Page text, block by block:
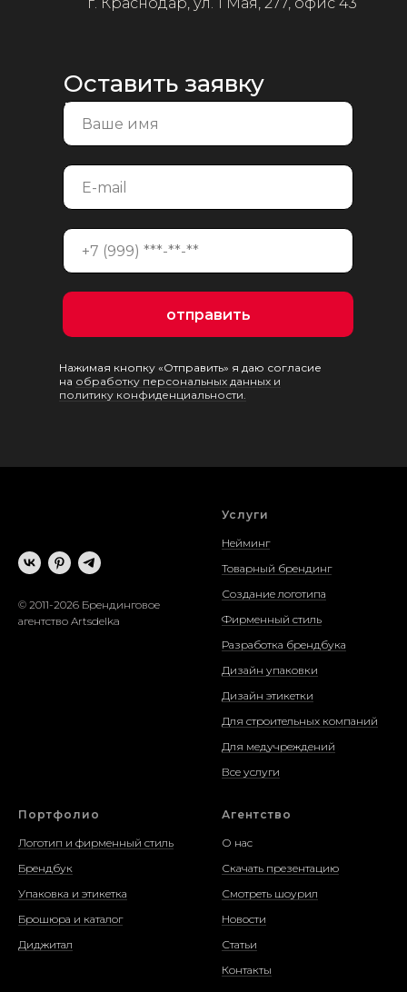
отправить
Оставить заявку
на консультацию
Нажимая кнопку «Отправить» я даю согласие
на обработку персональных данных и
политику конфиденциальности.
© 2011-2026 Брендинговое
агентство Artsdelka
Услуги
Нейминг
Товарный брендинг
Создание логотипа
Фирменный стиль
Разработка брендбука
Дизайн упаковки
Дизайн этикетки
Для строительных компаний
Для медучреждений
Все услуги
Портфолио
Логотип и фирменный стиль
Брендбук
Упаковка и этикетка
Брошюра и каталог
Диджитал
Агентство
О нас
Скачать презентацию
Смотреть шоурил
Новости
Статьи
Контакты